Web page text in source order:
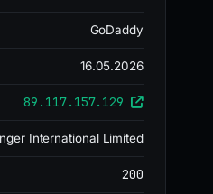
GoDaddy
16.05.2026
89.117.157.129
International Limited
200